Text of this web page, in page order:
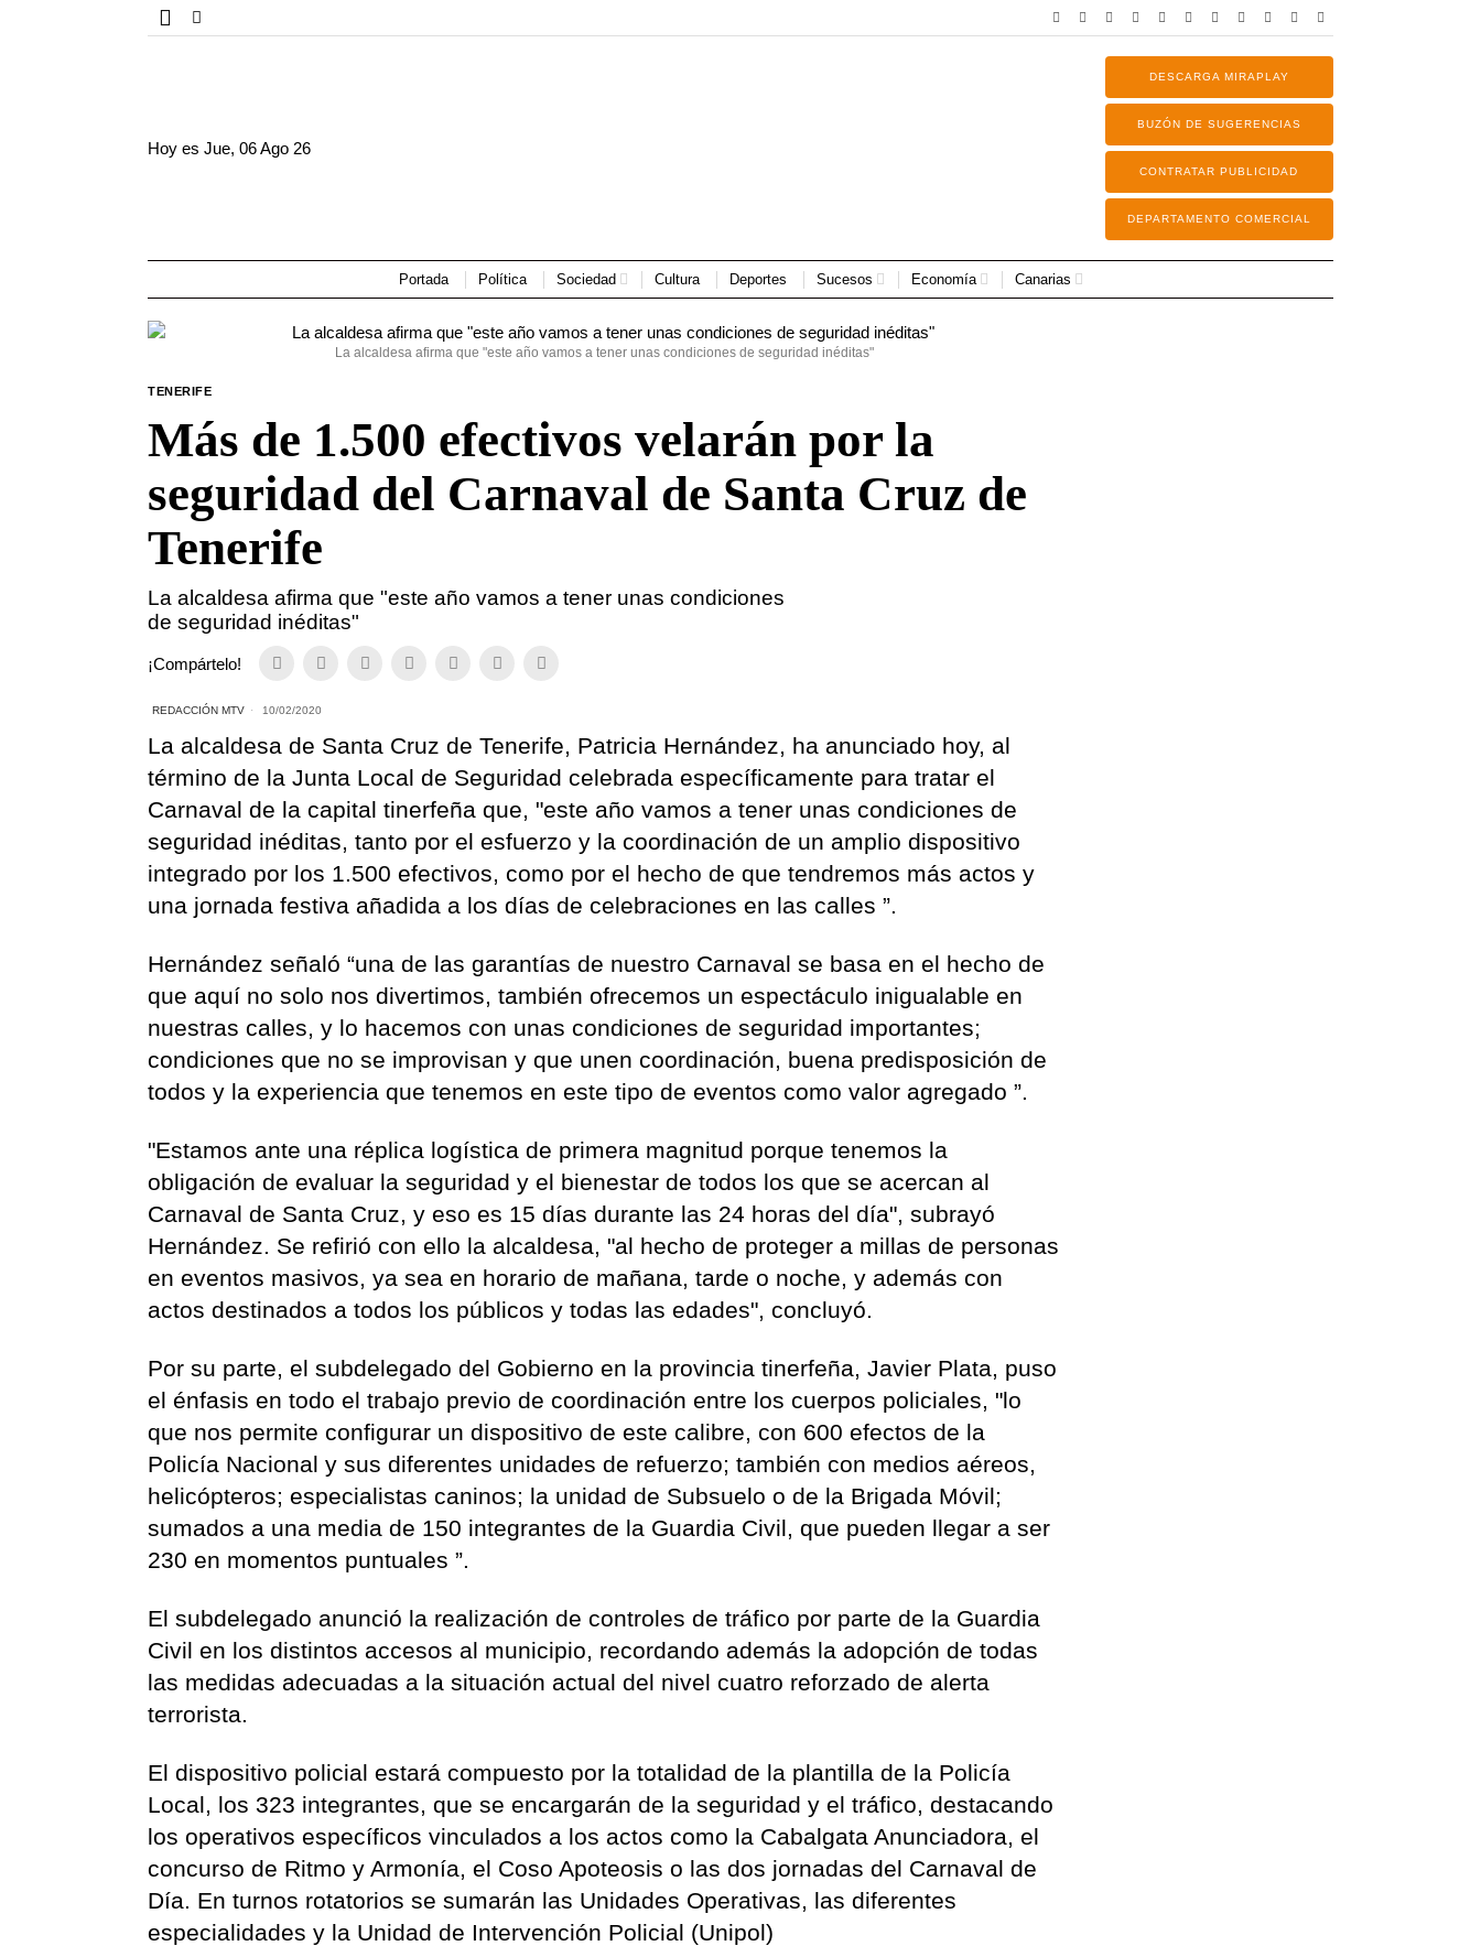
Hoy esJue, 06 Ago 26
DESCARGA MIRAPLAY
BUZÓN DE SUGERENCIAS
CONTRATAR PUBLICIDAD
DEPARTAMENTO COMERCIAL
Portada Política Sociedad Cultura Deportes Sucesos Economía Canarias
La alcaldesa afirma que "este año vamos a tener unas condiciones de seguridad inéditas"
TENERIFE
Más de 1.500 efectivos velarán por la
seguridad del Carnaval de Santa Cruz de
Tenerife
La alcaldesa afirma que "este año vamos a tener unas condiciones
de seguridad inéditas"
¡Compártelo!
REDACCIÓN MTV 10/02/2020
La alcaldesa de Santa Cruz de Tenerife, Patricia Hernández, ha anunciado hoy, al
término de la Junta Local de Seguridad celebrada específicamente para tratar el
Carnaval de la capital tinerfeña que, "este año vamos a tener unas condiciones de
seguridad inéditas, tanto por el esfuerzo y la coordinación de un amplio dispositivo
integrado por los 1.500 efectivos, como por el hecho de que tendremos más actos y
una jornada festiva añadida a los días de celebraciones en las calles ”.
Hernández señaló “una de las garantías de nuestro Carnaval se basa en el hecho de
que aquí no solo nos divertimos, también ofrecemos un espectáculo inigualable en
nuestras calles, y lo hacemos con unas condiciones de seguridad importantes;
condiciones que no se improvisan y que unen coordinación, buena predisposición de
todos y la experiencia que tenemos en este tipo de eventos como valor agregado ”.
"Estamos ante una réplica logística de primera magnitud porque tenemos la
obligación de evaluar la seguridad y el bienestar de todos los que se acercan al
Carnaval de Santa Cruz, y eso es 15 días durante las 24 horas del día", subrayó
Hernández. Se refirió con ello la alcaldesa, "al hecho de proteger a millas de personas
en eventos masivos, ya sea en horario de mañana, tarde o noche, y además con
actos destinados a todos los públicos y todas las edades", concluyó.
Por su parte, el subdelegado del Gobierno en la provincia tinerfeña, Javier Plata, puso
el énfasis en todo el trabajo previo de coordinación entre los cuerpos policiales, "lo
que nos permite configurar un dispositivo de este calibre, con 600 efectos de la
Policía Nacional y sus diferentes unidades de refuerzo; también con medios aéreos,
helicópteros; especialistas caninos; la unidad de Subsuelo o de la Brigada Móvil;
sumados a una media de 150 integrantes de la Guardia Civil, que pueden llegar a ser
230 en momentos puntuales ”.
El subdelegado anunció la realización de controles de tráfico por parte de la Guardia
Civil en los distintos accesos al municipio, recordando además la adopción de todas
las medidas adecuadas a la situación actual del nivel cuatro reforzado de alerta
terrorista.
El dispositivo policial estará compuesto por la totalidad de la plantilla de la Policía
Local, los 323 integrantes, que se encargarán de la seguridad y el tráfico, destacando
los operativos específicos vinculados a los actos como la Cabalgata Anunciadora, el
concurso de Ritmo y Armonía, el Coso Apoteosis o las dos jornadas del Carnaval de
Día. En turnos rotatorios se sumarán las Unidades Operativas, las diferentes
especialidades y la Unidad de Intervención Policial (Unipol)